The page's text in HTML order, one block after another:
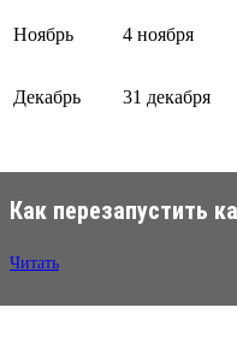
Ноябрь 4 ноября
Декабрь 31 декабря
Как перезапустить
Читать